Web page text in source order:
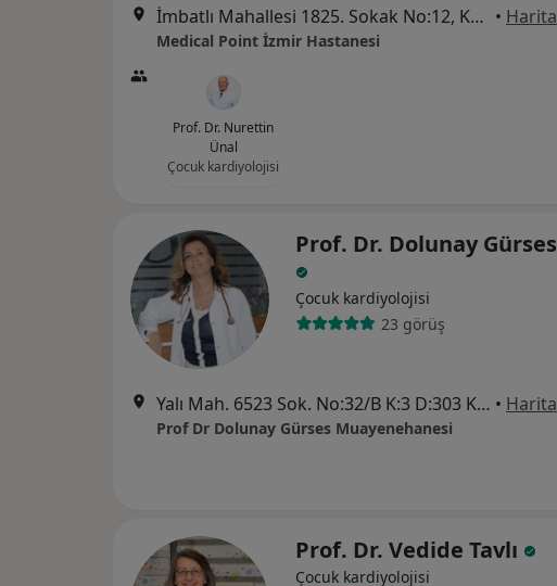
İmbatlı Mahallesi 1825. Sokak No:12, Karşıyaka • Harita
Medical Point İzmir Hastanesi
Prof. Dr. Nurettin
Ünal
Çocuk kardiyolojisi
Prof. Dr. Dolunay Gürses
Çocuk kardiyolojisi
23 görüş
Yalı Mah. 6523 Sok. No:32/B K:3 D:303 Karşıyaka İzmir Park Yaşam Ofisleri, İzmir • Harita
Prof Dr Dolunay Gürses Muayenehanesi
Prof. Dr. Vedide Tavlı
Çocuk kardiyolojisi